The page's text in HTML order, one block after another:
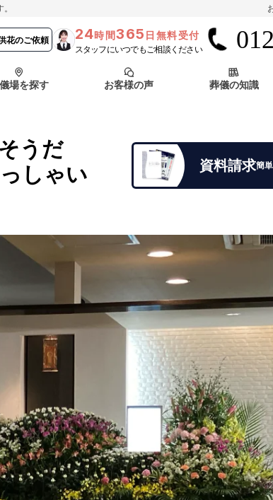
花のご依頼 24時間365 日無料受付
スタッフにいつでもご相談ください
は？
場を探す お客様の声 葬儀の知識
頼
は？ 葬儀の流れ
千葉県
よくある質問
頼
うだ
しゃい
資料請求簡